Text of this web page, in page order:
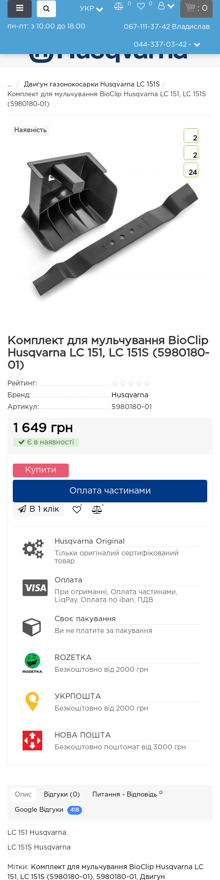
: 0
УКР
0 0
пн-пт: з 10.00 до 18.00 067-111-37-42 Владислав
044-337-03-42-
...
Двигун газонокосарки Husqvarna LC 151S
Комплект для мульчування BioClip Husqvarna LC 151, LC 151S
(5980180-01)
2
2
24
Наявність
Комплект для мульчування BioClip
Husqvarna LC 151, LC 151S (5980180-
01)
Рейтинг:
Бренд:
Husqvarna
Артикул:
5980180-01
1 649 грн
Є в наявності
Купити
Оплата частинами
В 1 клік
Husqvarna Original
Тільки оригіналий сертифікований
товар
Оплата
При отриманні, Оплата частинами,
LiqPay, Оплата по iban, ПДВ
Своє пакування
Ви не платите за пакування
ROZETKA
Безкоштовно від 2000 грн
УКРПОШТА
Безкоштовно від 2000 грн
НОВА ПОШТА
Безкоштовно поштомат від 3000 грн
Опис Відгуки (0) Питання - Відповідь 0
Google Відгуки 418
LC 151 Husqvarna
LC 151S Husqvarna
Мітки: Комплект для мульчування BioClip Husqvarna LC
151
LC 151S (5980180-01) 5980180-01 Двигун